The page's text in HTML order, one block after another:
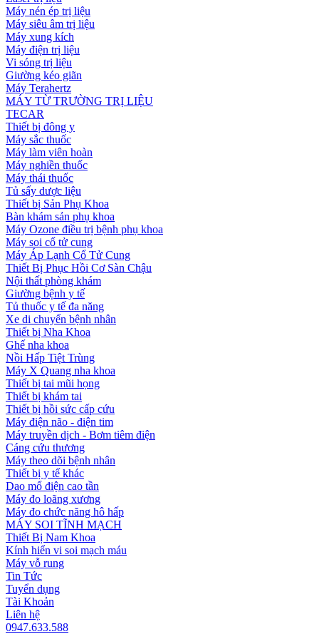
Máy nén ép trị liệu
Máy siêu âm trị liệu
Máy xung kích
Máy điện trị liệu
Vi sóng trị liệu
Giường kéo giãn
Máy Terahertz
MÁY TỪ TRƯỜNG TRỊ LIỆU
TECAR
Thiết bị đông y
Máy sắc thuốc
Máy làm viên hoàn
Máy nghiền thuốc
Máy thái thuốc
Tủ sấy dược liệu
Thiết bị Sản Phụ Khoa
Bàn khám sản phụ khoa
Máy Ozone điều trị bệnh phụ khoa
Máy soi cổ tử cung
Máy Áp Lạnh Cổ Tử Cung
Thiết Bị Phục Hồi Cơ Sàn Chậu
Nội thất phòng khám
Giường bệnh y tế
Tủ thuốc y tế đa năng
Xe di chuyển bệnh nhân
Thiết bị Nha Khoa
Ghế nha khoa
Nồi Hấp Tiệt Trùng
Máy X Quang nha khoa
Thiết bị tai mũi họng
Thiết bị khám tai
Thiết bị hồi sức cấp cứu
Máy điện não - điện tim
Máy truyền dịch - Bơm tiêm điện
Cáng cứu thương
Máy theo dõi bệnh nhân
Thiết bị y tế khác
Dao mổ điện cao tần
Máy đo loãng xương
Máy đo chức năng hô hấp
MÁY SOI TĨNH MẠCH
Thiết Bị Nam Khoa
Kính hiển vi soi mạch máu
Máy vỗ rung
Tin Tức
Tuyển dụng
Tài Khoản
Liên hệ
0947.633.588